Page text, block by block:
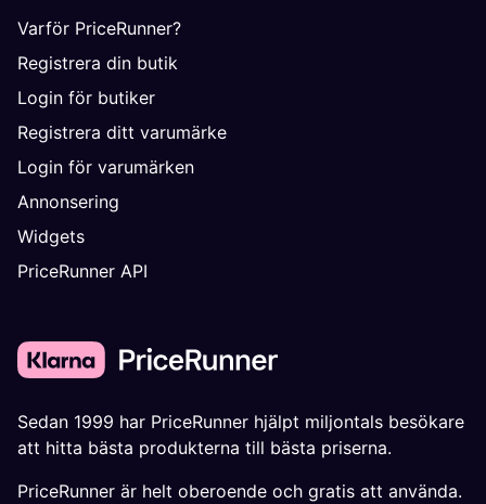
Varför PriceRunner?
Registrera din butik
Login för butiker
Registrera ditt varumärke
Login för varumärken
Annonsering
Widgets
PriceRunner API
Sedan 1999 har PriceRunner hjälpt miljontals besökare
att hitta bästa produkterna till bästa priserna.
PriceRunner är helt oberoende och gratis att använda.